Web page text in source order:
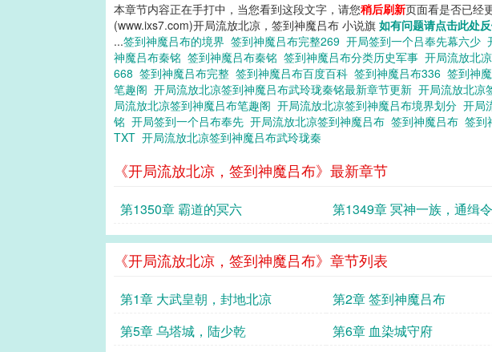
本章节内容正在手打中，当您看到这段文字，请您稍后刷新页面看是否已经
(www.ixs7.com)开局流放北凉，签到神魔吕布 小说旗 如有问题请点击此处
...签到神魔吕布的境界 签到神魔吕布完整269 开局签到一个吕奉先幕六少
神魔吕布秦铭 签到神魔吕布秦铭 签到神魔吕布分类历史军事 开局流放北
668 签到神魔吕布完整 签到神魔吕布百度百科 签到神魔吕布336 签到神
笔趣阁 开局流放北凉签到神魔吕布武玲珑秦铭最新章节更新 开局流放北凉
局流放北凉签到神魔吕布笔趣阁 开局流放北凉签到神魔吕布境界划分 开局
铭 开局签到一个吕布奉先 开局流放北凉签到神魔吕布 签到神魔吕布 签到
TXT 开局流放北凉签到神魔吕布武玲珑秦
《开局流放北凉，签到神魔吕布》最新章节
第1350章 霸道的冥六 第1349章 冥神一族，通缉令
《开局流放北凉，签到神魔吕布》章节列表
第1章 大武皇朝，封地北凉 第2章 签到神魔吕布
第5章 乌塔城，陆少乾
第6章 血染城守府